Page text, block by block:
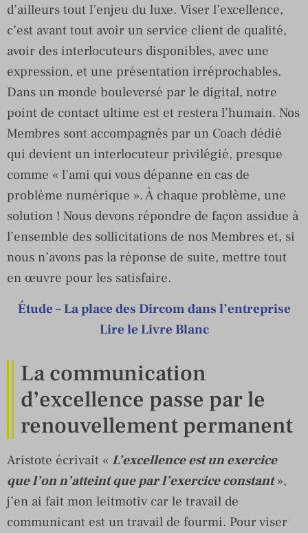
d’ailleurs tout l’enjeu du luxe. Viser l’excellence,
c’est avant tout avoir un service client de qualité,
avoir des interlocuteurs disponibles, avec une
expression, et une présentation irréprochables.
Dans un monde bouleversé par le digital, notre
point de contact ultime est et restera l’humain. Nos
Membres sont accompagnés par un Coach dédié
qui devient un interlocuteur privilégié, presque
comme « l’ami qui vous dépanne en cas de
problème numérique ». À chaque problème, une
solution ! Nous devons répondre de façon assidue à
l’ensemble des sollicitations de nos Membres et, si
nous n’avons pas la réponse de suite, mettre tout
en œuvre pour les satisfaire.
Étude – La place des Dircom dans l’entreprise
Lire le Livre Blanc
La communication
d’excellence passe par le
renouvellement permanent
Aristote écrivait « L’excellence est un exercice
que l’on n’atteint que par l’exercice constant»,
j’en ai fait mon leitmotiv car le travail de
communicant est un travail de fourmi. Pour viser